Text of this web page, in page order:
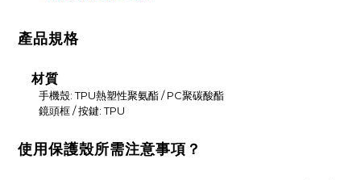
產品規格
材質
手機殼: TPU熱塑性聚氨酯 / PC聚碳酸酯
鏡頭框 / 按鍵: TPU
使用保護殼所需注意事項？